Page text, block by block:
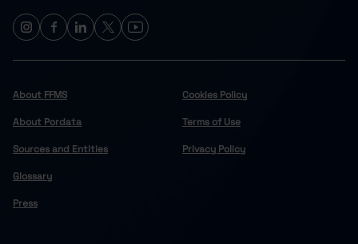
About FFMS
About Pordata
Sources and Entities
Glossary
Press
Cookies Policy
Terms of Use
Privacy Policy